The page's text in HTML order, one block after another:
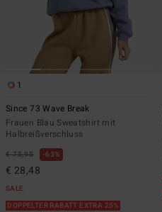
1
Since 73 Wave Break
Frauen Blau Sweatshirt mit
Halbreißverschluss
€ 75,95 63%
€ 28,48
SALE
DOPPELTER RABATT EXTRA 25%